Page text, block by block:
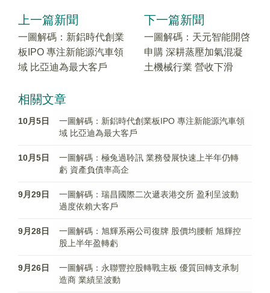
上一篇新聞
一圖解碼：新鋁時代創業
板IPO 專注新能源汽車領
域 比亞迪為最大客戶
下一篇新聞
一圖解碼：天元智能開啓
申購 深耕蒸壓加氣混凝
土機械行業 營收下滑
相關文章
10月5日
一圖解碼：新鋁時代創業板IPO 專注新能源汽車領
域 比亞迪為最大客戶
10月5日
一圖解碼：極兔過聆訊 業務發展快速上半年仍轉
虧 資產負債率高企
9月29日
一圖解碼：瑞昌國際二次遞表港交所 盈利呈波動
過度依賴大客戶
9月28日
一圖解碼：旭輝系兩公司復牌 股價均腰斬 旭輝控
股上半年盈轉虧
9月26日
一圖解碼：永聯豐控股轉戰主板 優質回轉支承制
造商 業績呈波動